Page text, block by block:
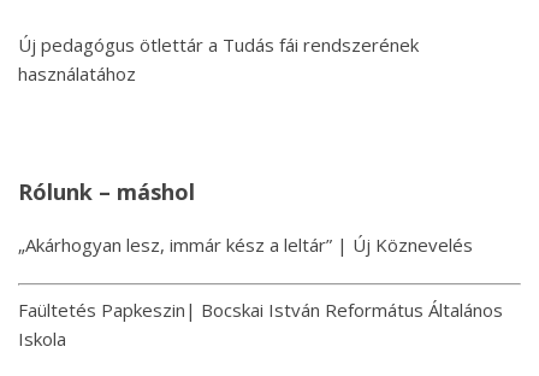
Új pedagógus ötlettár a Tudás fái rendszerének
használatához
Rólunk – máshol
„Akárhogyan lesz, immár kész a leltár” | Új Köznevelés
Faültetés Papkeszin| Bocskai István Református Általános
Iskola